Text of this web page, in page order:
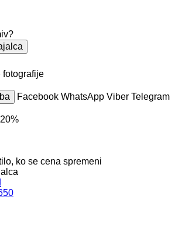
fotografije
Facebook WhatsApp Viber Telegram
ko se cena spremeni